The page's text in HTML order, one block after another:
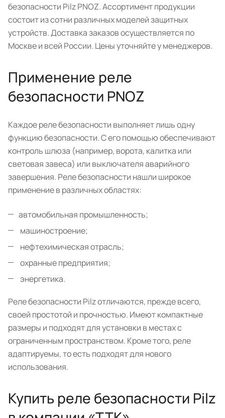
безопасности Pilz PNOZ. Ассортимент продукции
состоит из сотни различных моделей защитных
устройств. Доставка заказов осуществляется по
Москве и всей России. Цены уточняйте у менеджеров.
Применение реле
безопасности PNOZ
Каждое реле безопасности выполняет лишь одну
функцию безопасности. С его помощью обеспечивают
контроль шлюза (например, ворота, калитка или
световая завеса) или выключателя аварийного
завершения. Реле безопасности нашли широкое
применение в различных областях:
автомобильная промышленность;
машиностроение;
нефтехимическая отрасль;
охранные предприятия;
энергетика.
Реле безопасности Pilz отличаются, прежде всего,
своей простотой и прочностью. Имеют компактные
размеры и подходят для установки в местах с
ограниченным пространством. Кроме того, реле
адаптируемы, то есть подходят для нового
использования.
Купить реле безопасности Pilz